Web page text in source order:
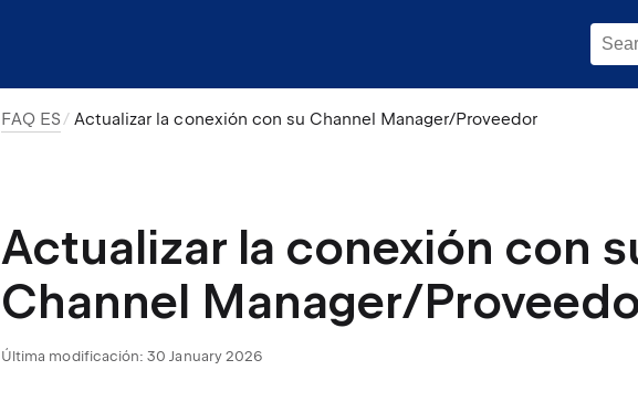
FAQ ES Actualizar la conexión con su Channel Manager/Proveedor
Actualizar la conexión con
Channel Manager/
Última modificación: 30 January 2026